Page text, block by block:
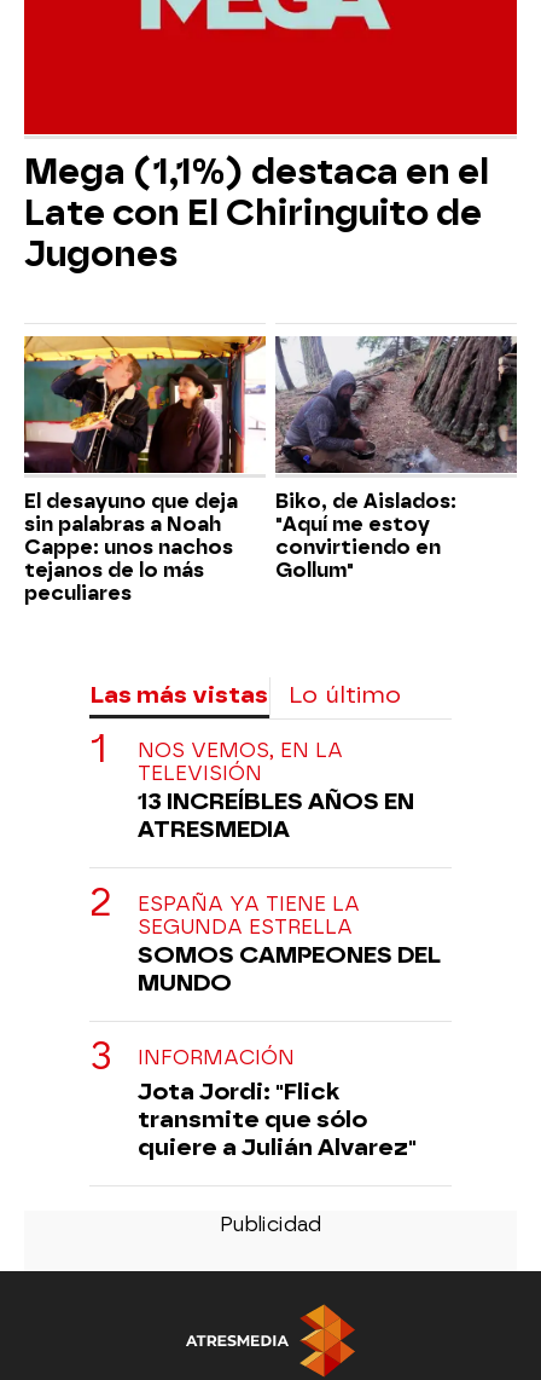
Mega (1,1%) destaca en el
Late con El Chiringuito de
Jugones
El desayuno que deja
sin palabras a Noah
Cappe: unos nachos
tejanos de lo más
peculiares
Biko, de Aislados:
"Aquí me estoy
convirtiendo en
Gollum"
Las más vistas Lo último
NOS VEMOS, EN LA
TELEVISIÓN
13 INCREÍBLES AÑOS EN
ATRESMEDIA
ESPAÑA YA TIENE LA
SEGUNDA ESTRELLA
SOMOS CAMPEONES DEL
MUNDO
INFORMACIÓN
Jota Jordi: "Flick
transmite que sólo
quiere a Julián Alvarez"